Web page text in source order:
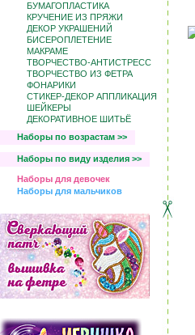
БУМАГОПЛАСТИКА
КРУЧЕНИЕ ИЗ ПРЯЖИ
ДЕКОР УКРАШЕНИЙ
БИCЕРОПЛЕТЕНИЕ
МАКРАМЕ
ТВОРЧЕСТВО-АНТИСТРЕСС
ТВОРЧЕСТВО ИЗ ФЕТРА
ФОНАРИКИ
СТИКЕР-ДЕКОР АППЛИКАЦИЯ
ШЕЙКЕРЫ
ДЕКОРАТИВНОЕ ШИТЬЁ
Наборы по возрастам >>
Наборы по виду изделия >>
Наборы для девочек
Наборы для мальчиков